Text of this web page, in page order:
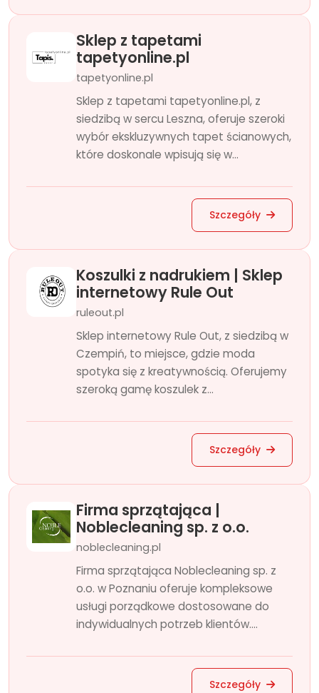
Sklep z tapetami
tapetyonline.pl
tapetyonline.pl
Sklep z tapetami tapetyonline.pl, z
siedzibą w sercu Leszna, oferuje szeroki
wybór ekskluzywnych tapet ścianowych,
które doskonale wpisują się w...
Szczegóły
Koszulki z nadrukiem | Sklep
internetowy Rule Out
ruleout.pl
Sklep internetowy Rule Out, z siedzibą w
Czempiń, to miejsce, gdzie moda
spotyka się z kreatywnością. Oferujemy
szeroką gamę koszulek z...
Szczegóły
Firma sprzątająca |
Noblecleaning sp. z o.o.
noblecleaning.pl
Firma sprzątająca Noblecleaning sp. z
o.o. w Poznaniu oferuje kompleksowe
usługi porządkowe dostosowane do
indywidualnych potrzeb klientów....
Szczegóły